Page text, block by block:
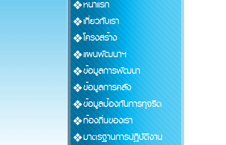
หน้าแรก
เกี่ยวกับเรา
โครงสร้าง
แผนพัฒนาฯ
ข้อมูลการพัฒนา
ข้อมูลการคลัง
ข้อมูลป้องกันการทุจริต
ท้องถิ่นของเรา
มาตรฐานการปฏิบัติงาน